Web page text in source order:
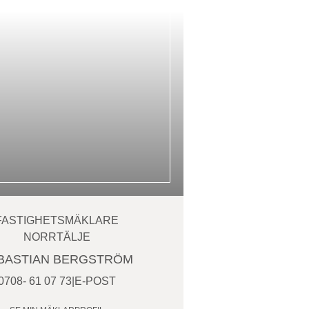
NORRTÄLJE
BERGSTRÖM
61 07 73| E-POST